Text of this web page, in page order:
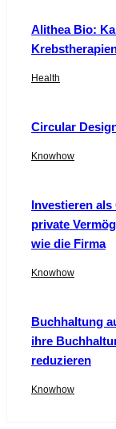
Alithea Bio:
Health
Circular
Knowhow
Investieren
private
wie die Firma
Knowhow
Buchhaltung
ihre
reduzieren
Knowhow